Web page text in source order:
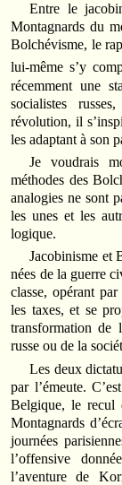
Entre le
Montagnards du
Bolchévisme, le
lui-même s’y
récemment une
socialistes
révolution, il
les adaptant à son
Je voudrais
méthodes des
analogies ne sont
les unes et les
logique.
Jacobinisme et
nées de la guerre
classe, opérant
les taxes, et se
transformation de
russe ou de la
Les deux
par l’émeute.
Belgique, le recul
Montagnards
journées
l’offensive
l’aventure de